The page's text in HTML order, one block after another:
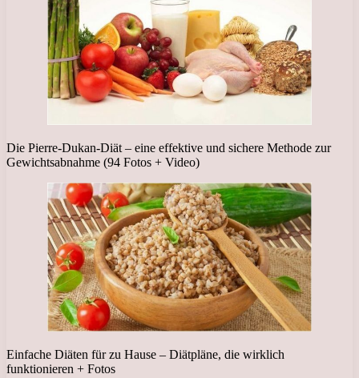
Die Pierre-Dukan-Diät – eine effektive und sichere Methode zur
Gewichtsabnahme (94 Fotos + Video)
Einfache Diäten für zu Hause – Diätpläne, die wirklich
funktionieren + Fotos